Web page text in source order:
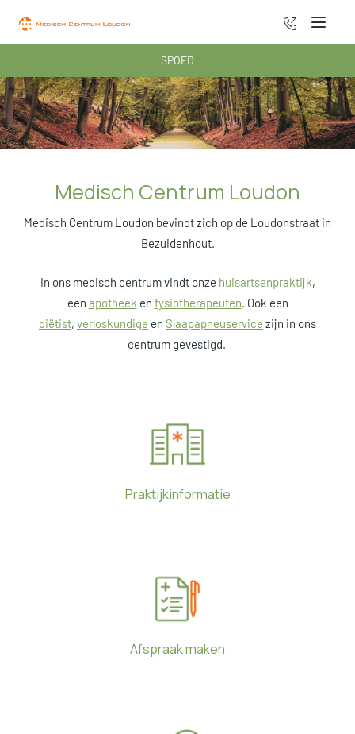
Menu
070 - 222
SPOED
Medisch Centrum Loudon
Medisch Centrum Loudon bevindt zich op de Loudonstraat in
Bezuidenhout.
In ons medisch centrum vindt onze huisartsenpraktijk,
een apotheek en fysiotherapeuten . Ook een
diëtist, verloskundige en Slaapapneuservice zijn in ons
centrum gevestigd.
Praktijkinformatie
Afspraak maken